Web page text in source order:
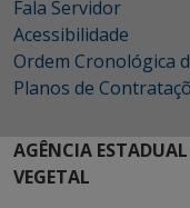
Fala Servidor
Acessibilidade
Ordem Cronológica
Planos de
AGÊNCIA
VEGETAL